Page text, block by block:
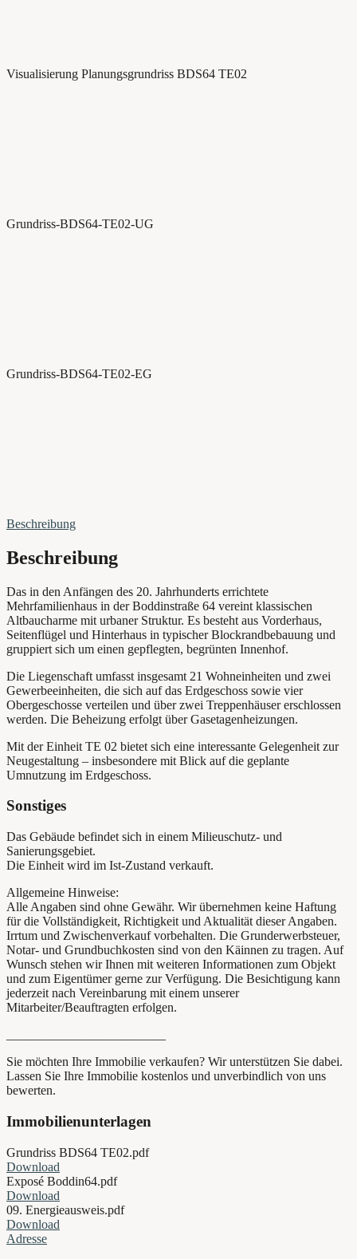
Visualisierung Planungsgrundriss BDS64 TE02
Grundriss-BDS64-TE02-UG
Grundriss-BDS64-TE02-EG
Beschreibung
Beschreibung
Das in den Anfängen des 20. Jahrhunderts errichtete
Mehrfamilienhaus in der Boddinstraße 64 vereint klassischen
Altbaucharme mit urbaner Struktur. Es besteht aus Vorderhaus,
Seitenflügel und Hinterhaus in typischer Blockrandbebauung und
gruppiert sich um einen gepflegten, begrünten Innenhof.
Die Liegenschaft umfasst insgesamt 21 Wohneinheiten und zwei
Gewerbeeinheiten, die sich auf das Erdgeschoss sowie vier
Obergeschosse verteilen und über zwei Treppenhäuser erschlossen
werden. Die Beheizung erfolgt über Gasetagenheizungen.
Mit der Einheit TE 02 bietet sich eine interessante Gelegenheit zur
Neugestaltung – insbesondere mit Blick auf die geplante
Umnutzung im Erdgeschoss.
Sonstiges
Das Gebäude befindet sich in einem Milieuschutz- und
Sanierungsgebiet.
Die Einheit wird im Ist-Zustand verkauft.
Allgemeine Hinweise:
Alle Angaben sind ohne Gewähr. Wir übernehmen keine Haftung
für die Vollständigkeit, Richtigkeit und Aktualität dieser Angaben.
Irrtum und Zwischenverkauf vorbehalten. Die Grunderwerbsteuer,
Notar- und Grundbuchkosten sind von den Käinnen zu tragen. Auf
Wunsch stehen wir Ihnen mit weiteren Informationen zum Objekt
und zum Eigentümer gerne zur Verfügung. Die Besichtigung kann
jederzeit nach Vereinbarung mit einem unserer
Mitarbeiter/Beauftragten erfolgen.
Sie möchten Ihre Immobilie verkaufen? Wir unterstützen Sie dabei.
Lassen Sie Ihre Immobilie kostenlos und unverbindlich von uns
bewerten.
Immobilienunterlagen
Grundriss BDS64 TE02.pdf
Download
Exposé Boddin64.pdf
Download
09. Energieausweis.pdf
Download
Adresse